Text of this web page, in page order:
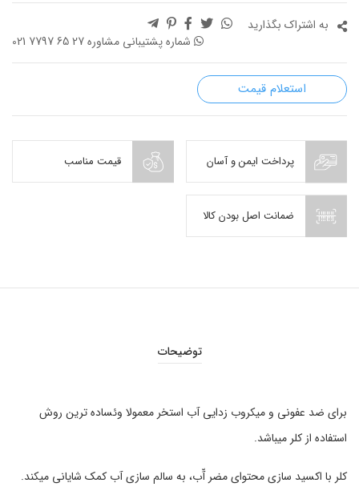
به اشتراک بگذارید
شماره پشتیبانی مشاوره021 7797 65 27
استعلام قیمت
پرداخت ایمن و آسان قیمت مناسب
ضمانت اصل بودن کالا
توضیحات
برای ضد عفونی و میکروب زدایی آب استخر معمولا وئساده ترین روش
استفاده از کلر میباشد.
کلر با اکسید سازی محتوای مضر آّب، به سالم سازی آب کمک شایانی میکند.